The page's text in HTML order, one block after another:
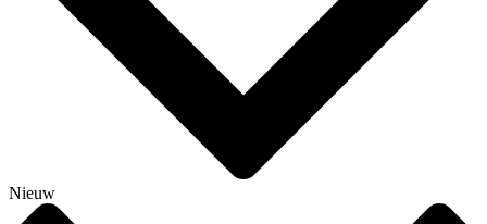
Nieuw